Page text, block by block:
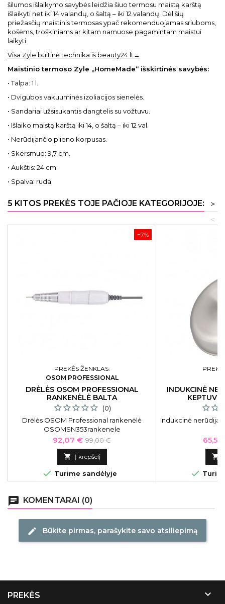
šilumos išlaikymo savybės leidžia šiuo termosu maistą karštą
išlaikyti net iki 14 valandų, o šaltą – iki 12 valandų. Dėl šių
priežasčių maistinis termosas ypač rekomenduojamas sriuboms,
košėms, troškiniams ar kitam namuose pagamintam maistui
laikyti.
Visa Zyle buitinė technika iš beauty24.lt→
Maistinio termoso Zyle „HomeMade“ išskirtinės savybės:
• Talpa: 1 l.
• Dvigubos vakuuminės izoliacijos sienelės.
• Sandariai užsisukantis dangtelis su vožtuvu.
• Išlaiko maistą karštą iki 14, o šaltą – iki 12 val.
• Nerūdijančio plieno korpusas.
• Skersmuo: 9,7 cm.
• Aukštis: 24 cm.
• Spalva: ruda.
5 KITOS PREKĖS TOJE PAČIOJE KATEGORIJOJE:
>
<
−7%
PREKĖS ŽENKLAS:
OSOM PROFESSIONAL
DRĖLĖS OSOM PROFESSIONAL
RANKENĖLĖ BALTA
(0)
Drėlės OSOM Professional rankenėlė
OSOMSN353rankenele
Kaina
92,07 € Bazinė
kaina
99,00 €
 Į krepšelį
 Turime sandėlyje
INDUKCINĖ
Indukcinė
Kaina
65,55


chat KOMENTARAI (0)
edit Būkite pirmas, parašykite savo atsiliepimą
PREKĖS 